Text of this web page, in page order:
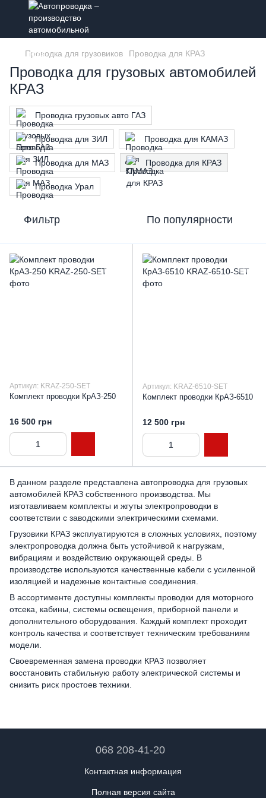
Проводка для грузовиков Проводка для КРАЗ
Проводка для грузовых автомобилей
КРАЗ
Проводка грузовых авто ГАЗ
Проводка для ЗИЛ Проводка для КАМАЗ
Проводка для МАЗ Проводка для КРАЗ
Проводка Урал
Фильтр По популярности
Артикул: KRAZ-250-SET
Комплект проводки КрАЗ-250
16 500 грн
Артикул: KRAZ-6510-SET
Комплект проводки КрАЗ-6510
12 500 грн
В данном разделе представлена автопроводка для грузовых
автомобилей КРАЗ собственного производства. Мы
изготавливаем комплекты и жгуты электропроводки в
соответствии с заводскими электрическими схемами.
Грузовики КРАЗ эксплуатируются в сложных условиях, поэтому
электропроводка должна быть устойчивой к нагрузкам,
вибрациям и воздействию окружающей среды. В
производстве используются качественные кабели с усиленной
изоляцией и надежные контактные соединения.
В ассортименте доступны комплекты проводки для моторного
отсека, кабины, системы освещения, приборной панели и
дополнительного оборудования. Каждый комплект проходит
контроль качества и соответствует техническим требованиям
модели.
Своевременная замена проводки КРАЗ позволяет
восстановить стабильную работу электрической системы и
снизить риск простоев техники.
068 208-41-20
Контактная информация
Полная версия сайта